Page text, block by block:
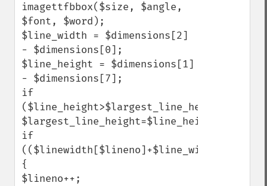
imagettfbbox($size, $angle,
$font, $word);
$line_width = $dimensions[2]
- $dimensions[0];
$line_height = $dimensions[1]
- $dimensions[7];
if
($line_height>$largest_line_height)
$largest_line_height=$line_height;
if
{
$lineno++;